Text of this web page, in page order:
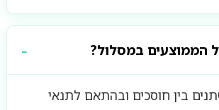
הממוצעים במסלול?
בין חוסכים ובהתאם לתנאי